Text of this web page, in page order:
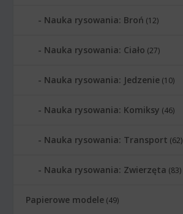
Nauka rysowania: Broń (12)
Nauka rysowania: Ciało (27)
Nauka rysowania: Jedzenie (10)
Nauka rysowania: Komiksy (46)
Nauka rysowania: Transport (62)
Nauka rysowania: Zwierzęta (83)
Papierowe modele (49)